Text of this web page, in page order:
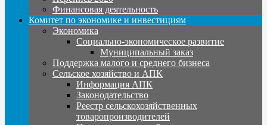
Финансовая деятельность
Комитет по экономике и инвестициям
Экономика
Социально-экономическое развитие
Муниципальный заказ
Поддержка малого и среднего бизнеса
Сельское хозяйство и АПК
Информация АПК
Законодательство
Реестр сельскохозяйственных
товаропроизводителей